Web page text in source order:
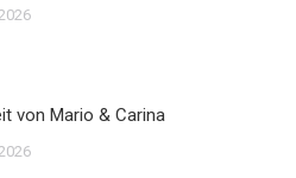
von Mario & Carina